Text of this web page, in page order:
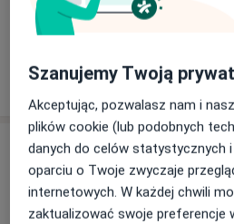
Konsultacja logopedyczna
Poproś o wizytę
Szanujemy Twoją
Akceptując, pozwalasz nam i
plików cookie (lub podobnych
danych do celów statystycznych
oparciu o Twoje zwyczaje
internetowych. W każdej chwili
zaktualizować swoje preferencje